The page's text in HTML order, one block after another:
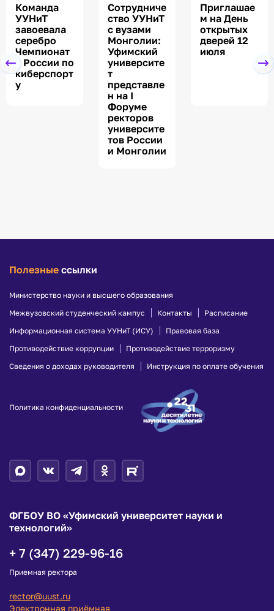
Команда
УУНиТ
завоевала
серебро
Чемпионат
а России по
киберспорт
у
Сотрудниче
ство УУНиТ
с вузами
Монголии:
Уфимский
университе
т
представле
н на I
Форуме
ректоров
университе
тов России
и Монголии
Приглашае
м на День
открытых
дверей 12
июля
Полезные ссылки
Министерство науки и высшего образования
Межвузовский студенческий кампус
Контакты
Расписание
Информационная система УУНиТ (ИСУ)
Правовая база
Противодействие коррупции
Противодействие терроризму
Сведения о доходах руководителя
Инструкция по оплате обучения
Политика конфиденциальности
ФГБОУ ВО «Уфимский университет науки и
технологий»
+ 7 (347) 229-96-16
Приемная ректора
rector@uust.ru
Электронная приёмная